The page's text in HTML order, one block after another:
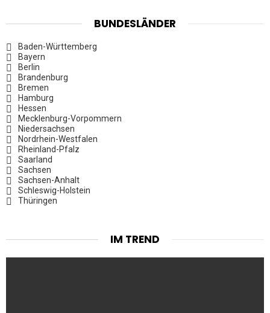
BUNDESLÄNDER
Baden-Württemberg
Bayern
Berlin
Brandenburg
Bremen
Hamburg
Hessen
Mecklenburg-Vorpommern
Niedersachsen
Nordrhein-Westfalen
Rheinland-Pfalz
Saarland
Sachsen
Sachsen-Anhalt
Schleswig-Holstein
Thüringen
IM TREND